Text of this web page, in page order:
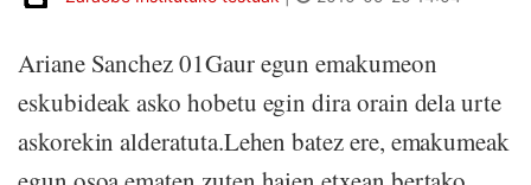
Ariane Sanchez 01Gaur egun emakumeon
eskubideak asko hobetu egin dira orain dela urte
askorekin alderatuta.Lehen batez ere, emakumeak